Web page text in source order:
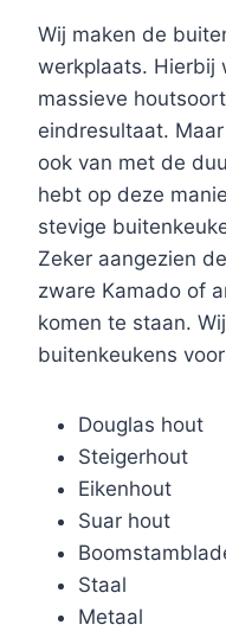
Wij maken de
werkplaats. Hierbij
massieve
eindresultaat.
ook van met de
hebt op deze
stevige
Zeker aangezien
zware Kamado of
komen te staan.
buitenkeukens
Douglas hout
Steigerhout
Eikenhout
Suar hout
Staal
Metaal